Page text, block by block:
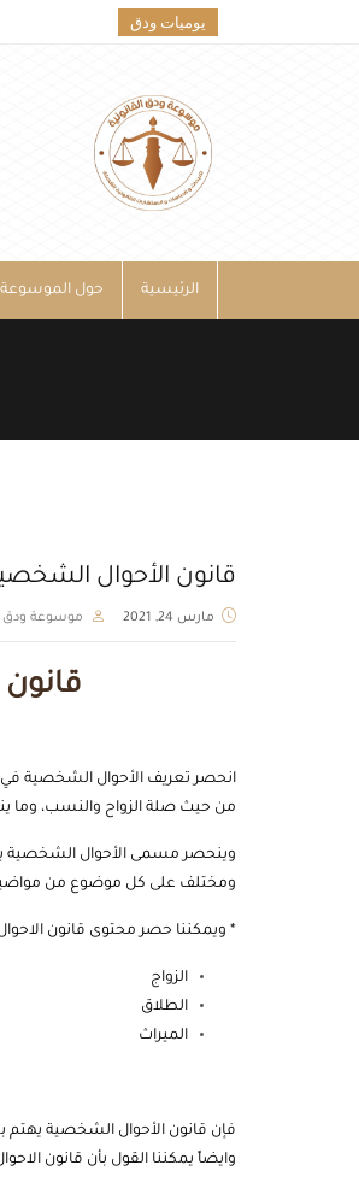
يوميات ودق
الرئيسية حول الموسوعة
قانون الأحوال الشخصية رقم (61)
مارس 24, 2021 موسوعة ودق
قانون
انحصر تعريف الأحوال الشخصية في
من حيث صلة الزواح والنسب، وما
وينحصر مسمى الأحوال الشخصية
ومختلف على كل موضوع من مواضيع
* ويمكننا حصر محتوى قانون
الزواج
الطلاق
الميراث
فإن قانون الأحوال الشخصية يهتم
وايضاً يمكننا القول بأن قانون